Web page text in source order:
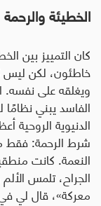
الخطيئة والرحمة
كان التمييز بين
خاطئون، لكن ليس
ويغلقه على
الفاسد يبني
الدنيوية الروحية
شرط الرحمة: فقط
النعمة. كانت
الجراح، تلمس
معركة»، قال لي في